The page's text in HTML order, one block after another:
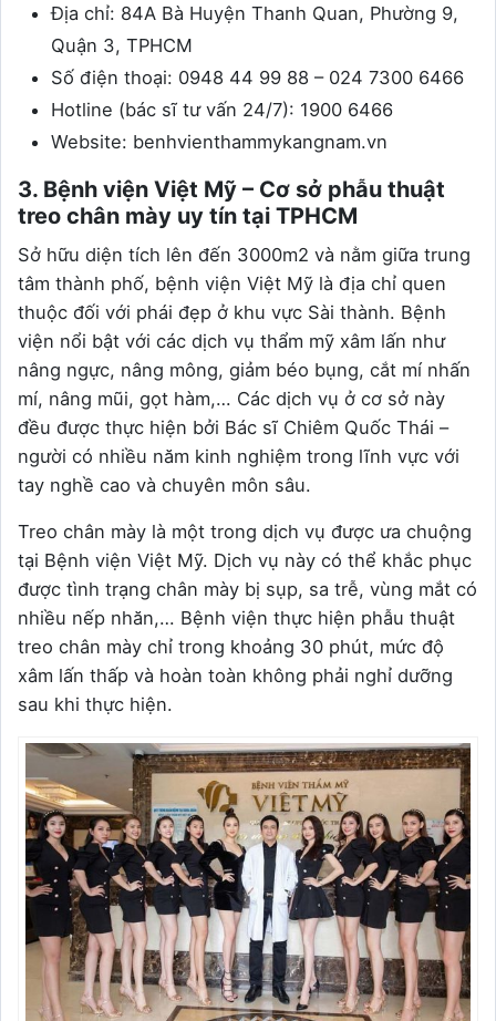
Địa chỉ: 84A Bà Huyện Thanh Quan, Phường 9,
Quận 3, TPHCM
Số điện thoại: 0948 44 99 88 – 024 7300 6466
Hotline (bác sĩ tư vấn 24/7): 1900 6466
Website: benhvienthammykangnam.vn
3. Bệnh viện Việt Mỹ – Cơ sở phẫu thuật
treo chân mày uy tín tại TPHCM
Sở hữu diện tích lên đến 3000m2 và nằm giữa trung
tâm thành phố, bệnh viện Việt Mỹ là địa chỉ quen
thuộc đối với phái đẹp ở khu vực Sài thành. Bệnh
viện nổi bật với các dịch vụ thẩm mỹ xâm lấn như
nâng ngực, nâng mông, giảm béo bụng, cắt mí nhấn
mí, nâng mũi, gọt hàm,… Các dịch vụ ở cơ sở này
đều được thực hiện bởi Bác sĩ Chiêm Quốc Thái –
người có nhiều năm kinh nghiệm trong lĩnh vực với
tay nghề cao và chuyên môn sâu.
Treo chân mày là một trong dịch vụ được ưa chuộng
tại Bệnh viện Việt Mỹ. Dịch vụ này có thể khắc phục
được tình trạng chân mày bị sụp, sa trễ, vùng mắt có
nhiều nếp nhăn,… Bệnh viện thực hiện phẫu thuật
treo chân mày chỉ trong khoảng 30 phút, mức độ
xâm lấn thấp và hoàn toàn không phải nghỉ dưỡng
sau khi thực hiện.